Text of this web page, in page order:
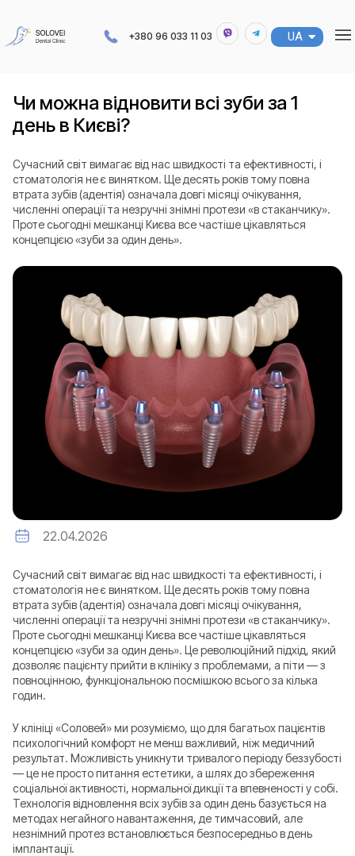
+380 96 033 11 03 UA
RU
Чи можна відновити всі зуби за 1
день в Києві?
Сучасний світ вимагає від нас швидкості та ефективності, і
стоматологія не є винятком. Ще десять років тому повна
втрата зубів (адентія) означала довгі місяці очікування,
численні операції та незручні знімні протези «в стаканчику».
Проте сьогодні мешканці Києва все частіше цікавляться
концепцією «зуби за один день».
22.04.2026
Сучасний світ вимагає від нас швидкості та ефективності, і
стоматологія не є винятком. Ще десять років тому повна
втрата зубів (адентія) означала довгі місяці очікування,
численні операції та незручні знімні протези «в стаканчику».
Проте сьогодні мешканці Києва все частіше цікавляться
концепцією «зуби за один день». Це революційний підхід, який
дозволяє пацієнту прийти в клініку з проблемами, а піти — з
повноцінною, функціональною посмішкою всього за кілька
годин.
У клініці «Соловей» ми розуміємо, що для багатьох пацієнтів
психологічний комфорт не менш важливий, ніж медичний
результат. Можливість уникнути тривалого періоду беззубості
— це не просто питання естетики, а шлях до збереження
соціальної активності, нормальної дикції та впевненості у собі.
Технологія відновлення всіх зубів за один день базується на
методах негайного навантаження, де тимчасовий, але
незнімний протез встановлюється безпосередньо в день
імплантації.